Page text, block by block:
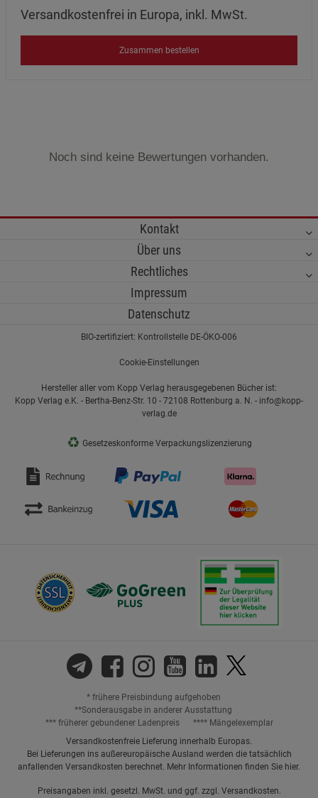
Versandkostenfrei in Europa, inkl. MwSt.
Zusammen bestellen
Noch sind keine Bewertungen vorhanden.
Kontakt
Über uns
Rechtliches
Impressum
Datenschutz
BIO-zertifiziert: Kontrollstelle DE-ÖKO-006
Cookie-Einstellungen
Hersteller aller vom Kopp Verlag herausgegebenen Bücher ist:
Kopp Verlag e.K. - Bertha-Benz-Str. 10 - 72108 Rottenburg a. N. - info@kopp-
verlag.de
♻ Gesetzeskonforme Verpackungslizenzierung
* frühere Preisbindung aufgehoben
**Sonderausgabe in anderer Ausstattung
*** früherer gebundener Ladenpreis
**** Mängelexemplar
Versandkostenfreie Lieferung innerhalb Europas.
Bei Lieferungen ins außereuropäische Ausland werden die tatsächlich
anfallenden Versandkosten berechnet. Mehr Informationen finden Sie hier.
Preisangaben inkl. gesetzl. MwSt. und ggf. zzgl. Versandkosten.